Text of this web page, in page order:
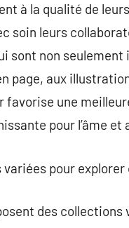
à la qualité de
soin leurs
sont non
page, aux
favorise une
pour l’âme et
variées pour
des